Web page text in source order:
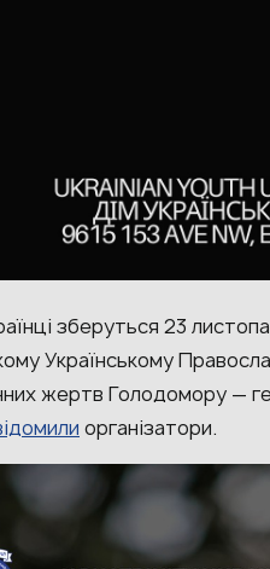
зберуться 23
Українському
жертв Голодомору —
організатори.